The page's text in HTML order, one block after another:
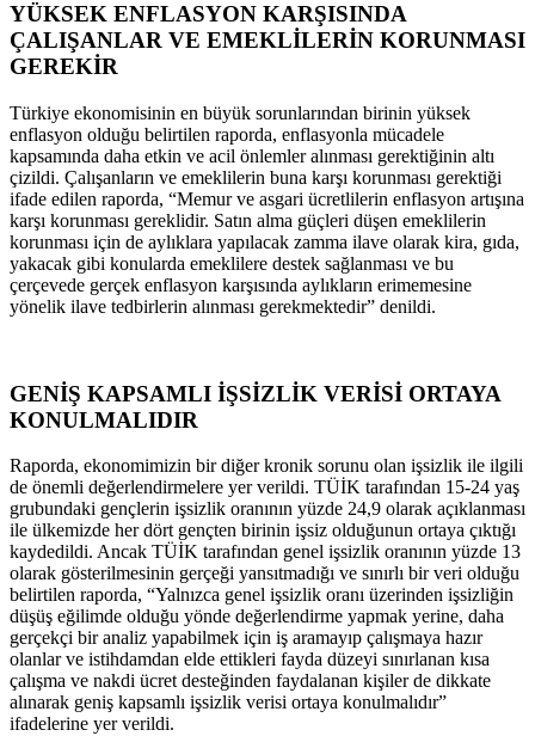
YÜKSEK ENFLASYON KARŞISINDA
ÇALIŞANLAR VE EMEKLİLERİN KORUNMASI
GEREKİR
Türkiye ekonomisinin en büyük sorunlarından birinin yüksek
enflasyon olduğu belirtilen raporda, enflasyonla mücadele
kapsamında daha etkin ve acil önlemler alınması gerektiğinin altı
çizildi. Çalışanların ve emeklilerin buna karşı korunması gerektiği
ifade edilen raporda, “Memur ve asgari ücretlilerin enflasyon artışına
karşı korunması gereklidir. Satın alma güçleri düşen emeklilerin
korunması için de aylıklara yapılacak zamma ilave olarak kira, gıda,
yakacak gibi konularda emeklilere destek sağlanması ve bu
çerçevede gerçek enflasyon karşısında aylıkların erimemesine
yönelik ilave tedbirlerin alınması gerekmektedir” denildi.
GENİŞ KAPSAMLI İŞSİZLİK VERİSİ ORTAYA
KONULMALIDIR
Raporda, ekonomimizin bir diğer kronik sorunu olan işsizlik ile ilgili
de önemli değerlendirmelere yer verildi. TÜİK tarafından 15-24 yaş
grubundaki gençlerin işsizlik oranının yüzde 24,9 olarak açıklanması
ile ülkemizde her dört gençten birinin işsiz olduğunun ortaya çıktığı
kaydedildi. Ancak TÜİK tarafından genel işsizlik oranının yüzde 13
olarak gösterilmesinin gerçeği yansıtmadığı ve sınırlı bir veri olduğu
belirtilen raporda, “Yalnızca genel işsizlik oranı üzerinden işsizliğin
düşüş eğilimde olduğu yönde değerlendirme yapmak yerine, daha
gerçekçi bir analiz yapabilmek için iş aramayıp çalışmaya hazır
olanlar ve istihdamdan elde ettikleri fayda düzeyi sınırlanan kısa
çalışma ve nakdi ücret desteğinden faydalanan kişiler de dikkate
alınarak geniş kapsamlı işsizlik verisi ortaya konulmalıdır”
ifadelerine yer verildi.